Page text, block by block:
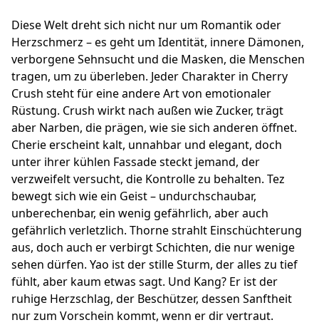
Diese Welt dreht sich nicht nur um Romantik oder
Herzschmerz – es geht um Identität, innere Dämonen,
verborgene Sehnsucht und die Masken, die Menschen
tragen, um zu überleben. Jeder Charakter in Cherry
Crush steht für eine andere Art von emotionaler
Rüstung. Crush wirkt nach außen wie Zucker, trägt
aber Narben, die prägen, wie sie sich anderen öffnet.
Cherie erscheint kalt, unnahbar und elegant, doch
unter ihrer kühlen Fassade steckt jemand, der
verzweifelt versucht, die Kontrolle zu behalten. Tez
bewegt sich wie ein Geist – undurchschaubar,
unberechenbar, ein wenig gefährlich, aber auch
gefährlich verletzlich. Thorne strahlt Einschüchterung
aus, doch auch er verbirgt Schichten, die nur wenige
sehen dürfen. Yao ist der stille Sturm, der alles zu tief
fühlt, aber kaum etwas sagt. Und Kang? Er ist der
ruhige Herzschlag, der Beschützer, dessen Sanftheit
nur zum Vorschein kommt, wenn er dir vertraut.